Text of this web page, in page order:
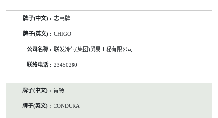
志高牌
CHIGO
联发冷气(集团)贸易工程有限公司
23450280
肯特
CONDURA